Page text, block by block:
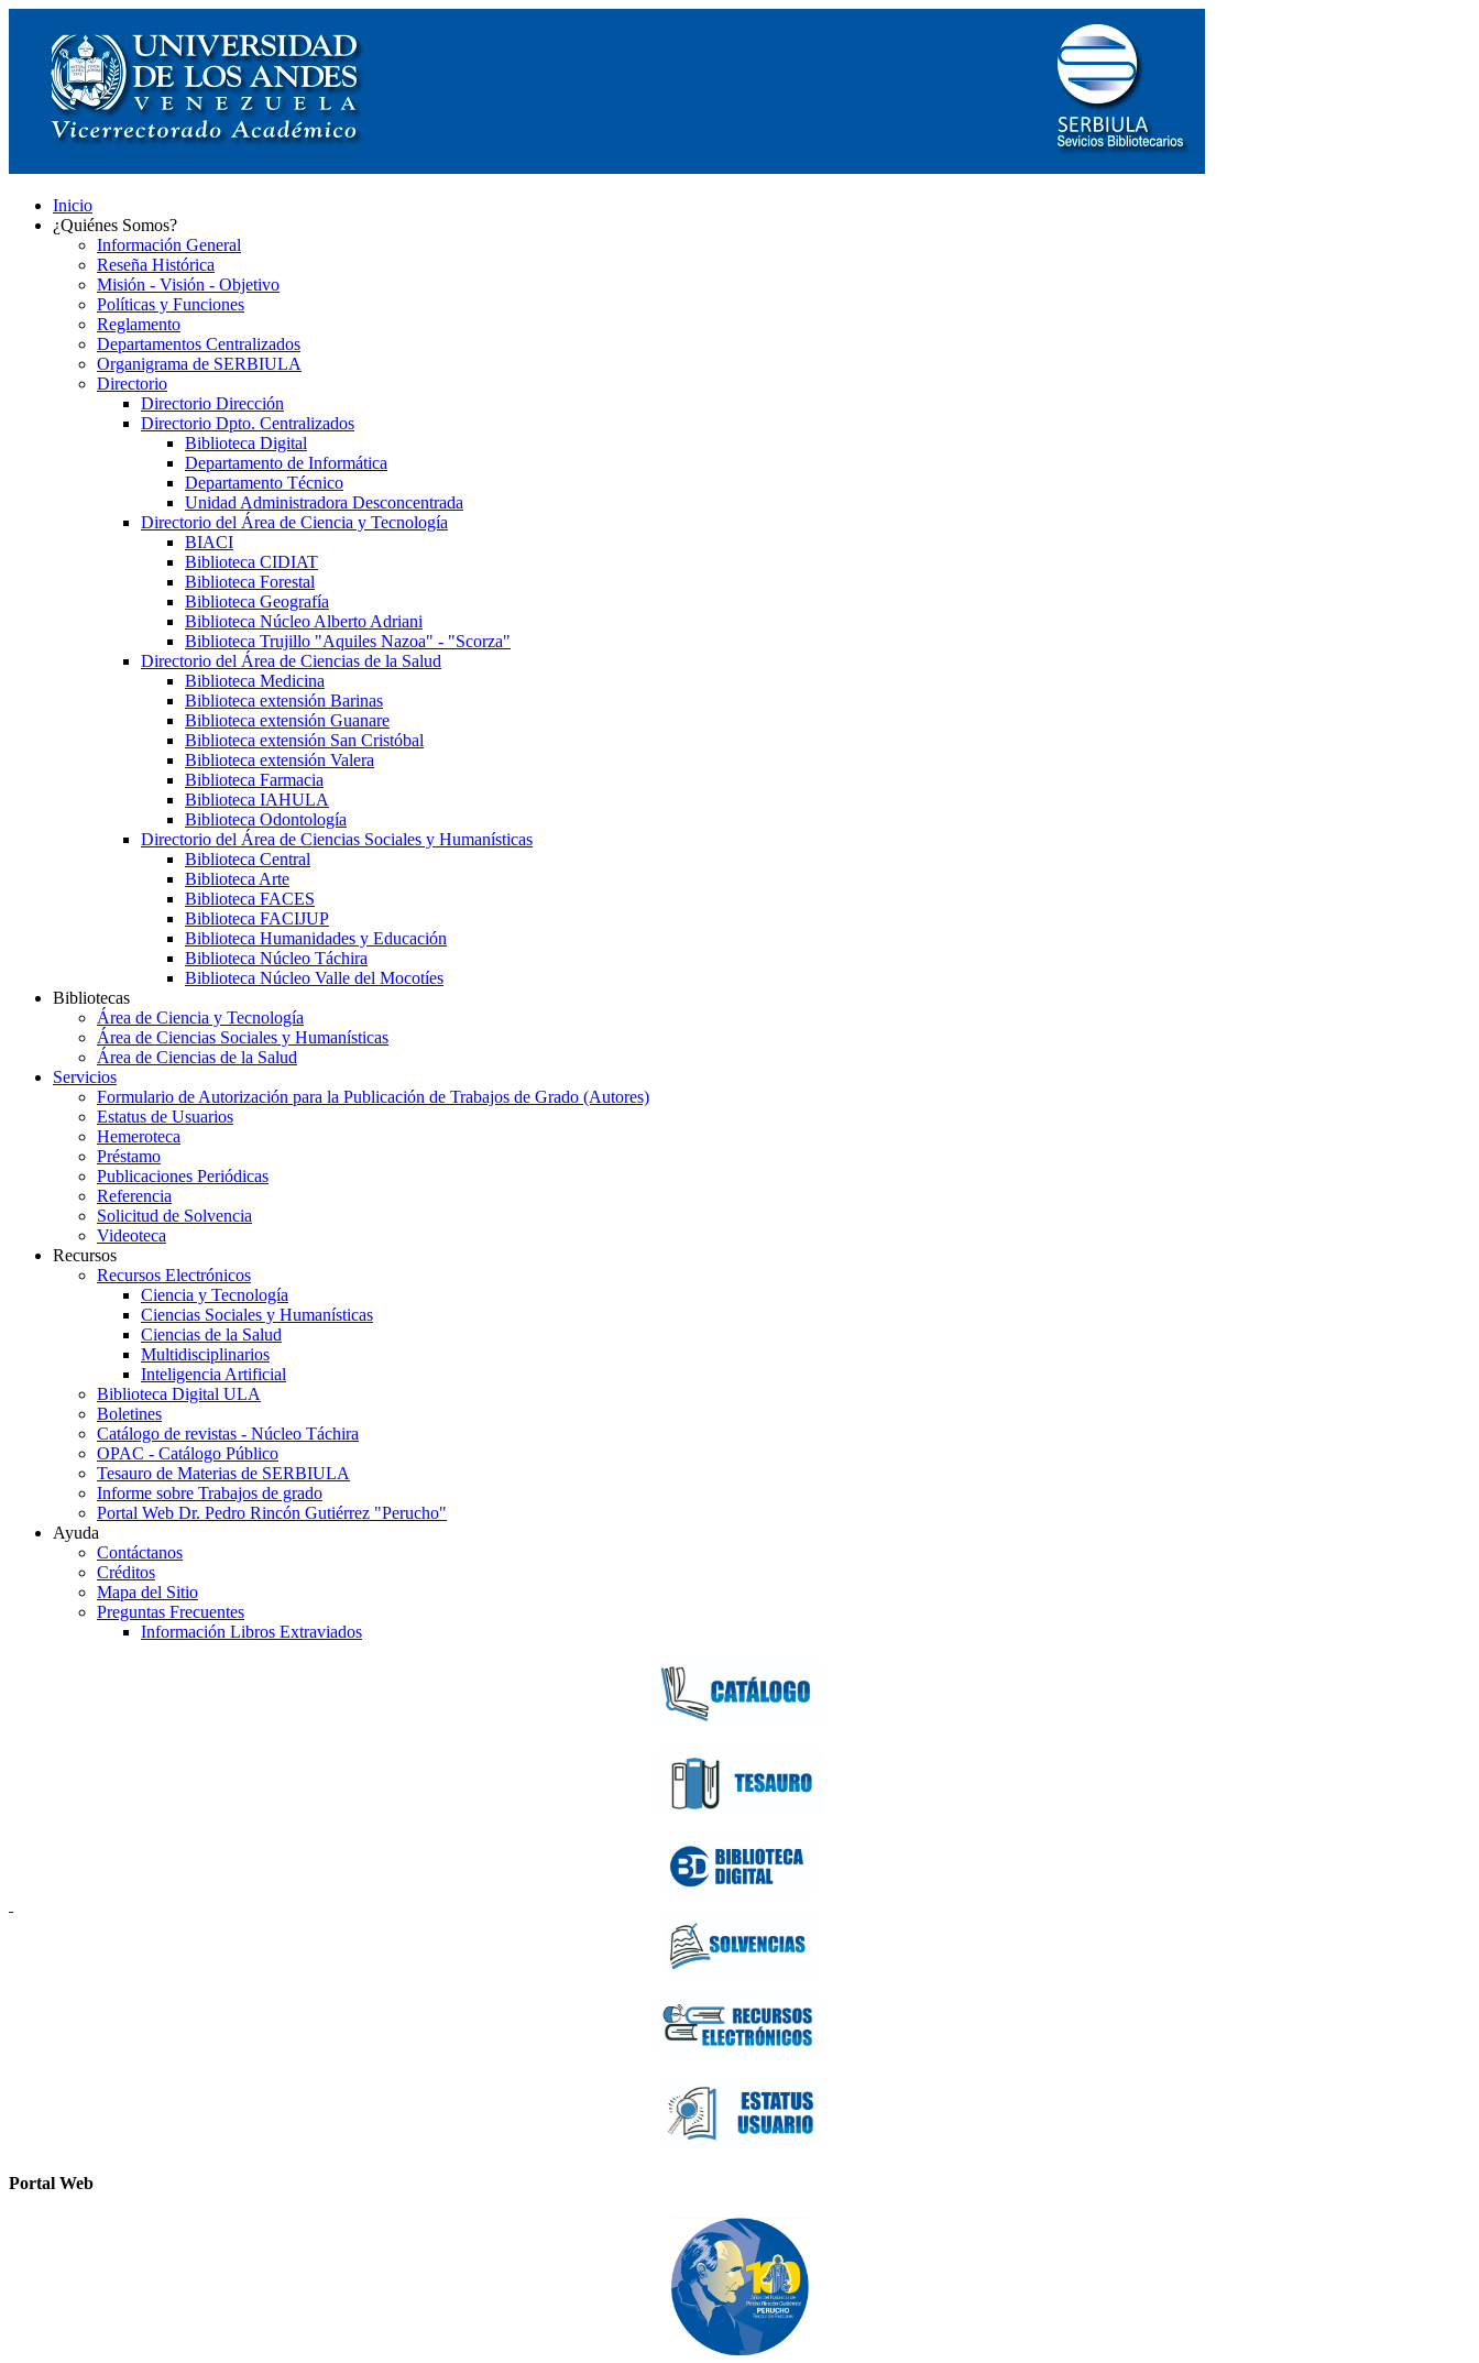
Inicio
¿Quiénes Somos?
Información General
Reseña Histórica
Misión - Visión - Objetivo
Políticas y Funciones
Reglamento
Departamentos Centralizados
Organigrama de SERBIULA
Directorio
Directorio Dirección
Directorio Dpto. Centralizados
Biblioteca Digital
Departamento de Informática
Departamento Técnico
Unidad Administradora Desconcentrada
Directorio del Área de Ciencia y Tecnología
BIACI
Biblioteca CIDIAT
Biblioteca Forestal
Biblioteca Geografía
Biblioteca Núcleo Alberto Adriani
Biblioteca Trujillo "Aquiles Nazoa" - "Scorza"
Directorio del Área de Ciencias de la Salud
Biblioteca Medicina
Biblioteca extensión Barinas
Biblioteca extensión Guanare
Biblioteca extensión San Cristóbal
Biblioteca extensión Valera
Biblioteca Farmacia
Biblioteca IAHULA
Biblioteca Odontología
Directorio del Área de Ciencias Sociales y Humanísticas
Biblioteca Central
Biblioteca Arte
Biblioteca FACES
Biblioteca FACIJUP
Biblioteca Humanidades y Educación
Biblioteca Núcleo Táchira
Biblioteca Núcleo Valle del Mocotíes
Bibliotecas
Área de Ciencia y Tecnología
Área de Ciencias Sociales y Humanísticas
Área de Ciencias de la Salud
Servicios
Formulario de Autorización para la Publicación de Trabajos de Grado (Autores)
Estatus de Usuarios
Hemeroteca
Préstamo
Publicaciones Periódicas
Referencia
Solicitud de Solvencia
Videoteca
Recursos
Recursos Electrónicos
Ciencia y Tecnología
Ciencias Sociales y Humanísticas
Ciencias de la Salud
Multidisciplinarios
Inteligencia Artificial
Biblioteca Digital ULA
Boletines
Catálogo de revistas - Núcleo Táchira
OPAC - Catálogo Público
Tesauro de Materias de SERBIULA
Informe sobre Trabajos de grado
Portal Web Dr. Pedro Rincón Gutiérrez "Perucho"
Ayuda
Contáctanos
Créditos
Mapa del Sitio
Preguntas Frecuentes
Información Libros Extraviados
Portal Web